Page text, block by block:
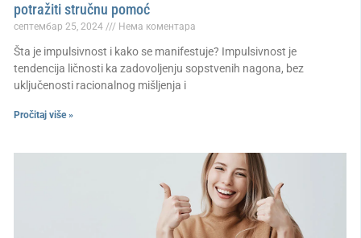
potražiti stručnu pomoć
септембар 25, 2024 Нема коментара
Šta je impulsivnost i kako se manifestuje? Impulsivnost je
tendencija ličnosti ka zadovoljenju sopstvenih nagona, bez
uključenosti racionalnog mišljenja i
Pročitaj više »